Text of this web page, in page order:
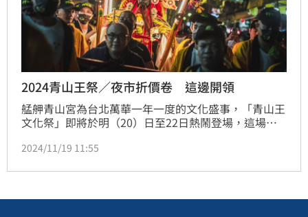
2024青山王祭／夜市折價卷 這邊開領
艋舺青山宮為台北萬華一年一度的文化盛事，「青山王
文化祭」即將於明（20）日至22日熱鬧登場，這場傳
文化象徵。艋舺青山宮21日至22日分灑萬華4大夜市的
2024/11/19 11:55